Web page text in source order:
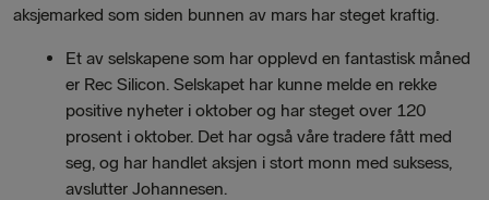
aksjemarked som siden bunnen av mars har steget kraftig.
Et av selskapene som har opplevd en fantastisk måned
er Rec Silicon. Selskapet har kunne melde en rekke
positive nyheter i oktober og har steget over 120
prosent i oktober. Det har også våre tradere fått med
seg, og har handlet aksjen i stort monn med suksess,
avslutter Johannesen.